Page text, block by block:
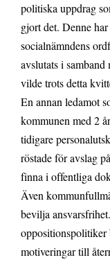
politiska uppdrag
gjort det. Denne
socialnämndens
avslutats i samband
vilde trots detta
En annan ledamot
kommunen med 2
tidigare
röstade för avslag
finna i offentliga
Även
bevilja
oppositionspolitiker
motiveringar till